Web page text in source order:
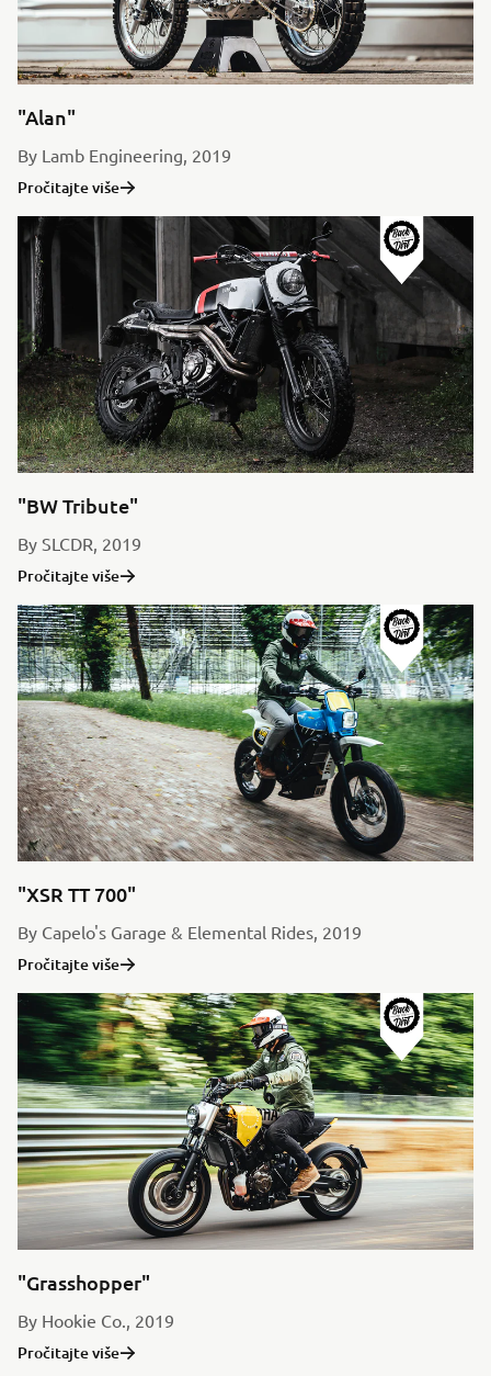
"Alan"
By Lamb Engineering, 2019
Pročitajte više
"BW Tribute"
By SLCDR, 2019
Pročitajte više
"XSR TT 700"
By Capelo's Garage & Elemental Rides, 2019
Pročitajte više
"Grasshopper"
By Hookie Co., 2019
Pročitajte više